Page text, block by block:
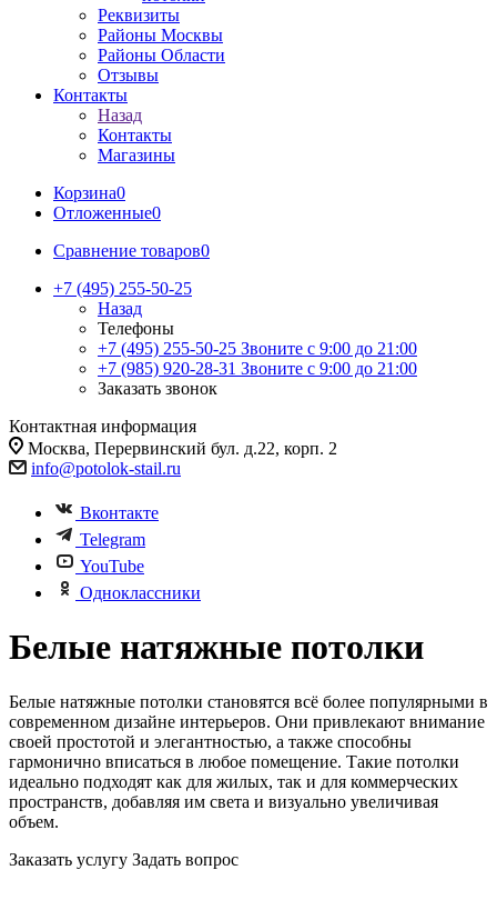
Реквизиты
Районы Москвы
Районы Области
Отзывы
Контакты
Назад
Контакты
Магазины
Корзина0
Отложенные0
Сравнение товаров0
+7 (495) 255-50-25
Назад
Телефоны
+7 (495) 255-50-25 Звоните с 9:00 до 21:00
+7 (985) 920-28-31 Звоните с 9:00 до 21:00
Заказать звонок
Контактная информация
Москва, Перервинский бул. д.22, корп. 2
info@potolok-stail.ru
Вконтакте
Telegram
YouTube
Одноклассники
Белые натяжные потолки
Белые натяжные потолки становятся всё более популярными в
современном дизайне интерьеров. Они привлекают внимание
своей простотой и элегантностью, а также способны
гармонично вписаться в любое помещение. Такие потолки
идеально подходят как для жилых, так и для коммерческих
пространств, добавляя им света и визуально увеличивая
объем.
Заказать услугу Задать вопрос